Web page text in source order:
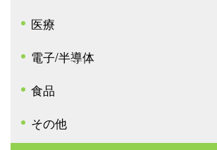
医療
電子/半導体
食品
その他